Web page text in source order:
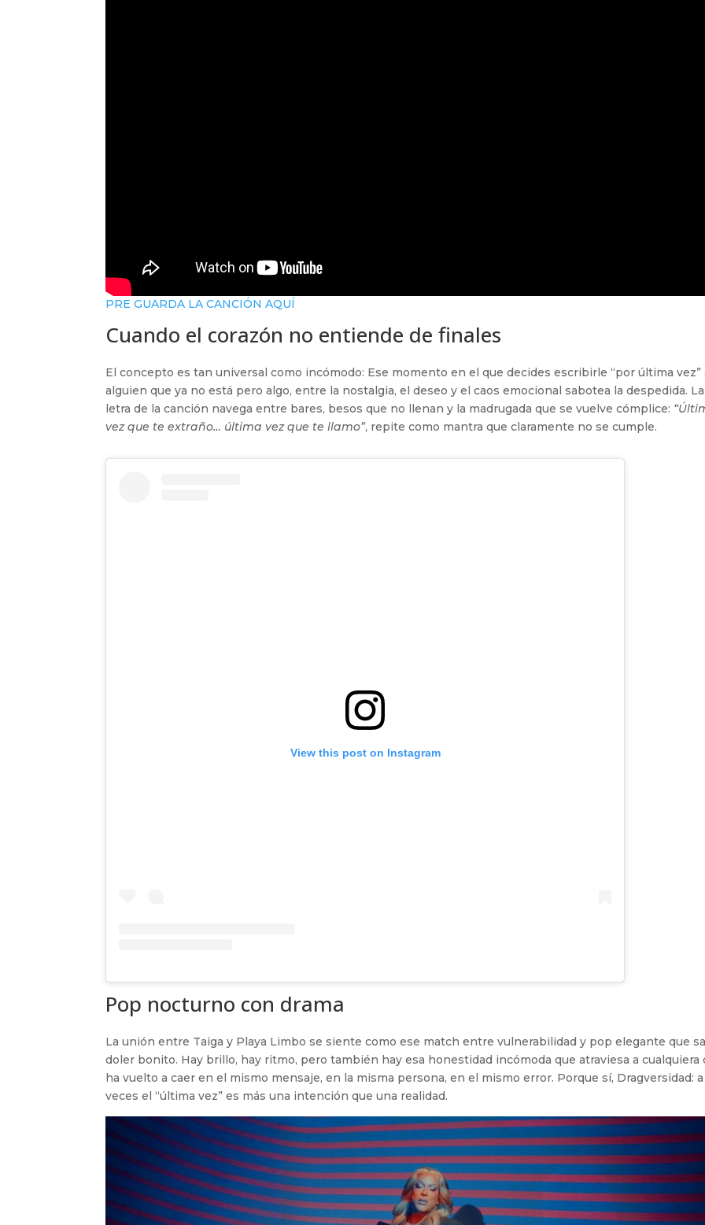
PRE GUARDA LA CANCIÓN AQUÍ
Cuando el corazón no entiende de finales
El concepto es tan universal como incómodo: Ese momento en el que decides escribirle “por última vez”
alguien que ya no está pero algo, entre la nostalgia, el deseo y el caos emocional sabotea la despedida. La
letra de la canción navega entre bares, besos que no llenan y la madrugada que se vuelve cómplice:
vez que te extraño… última vez que te llamo”, repite como mantra que claramente no se cumple.
View this post on Instagram
Pop nocturno con drama
La unión entre Taiga y Playa Limbo se siente como ese match entre vulnerabilidad y pop elegante que
doler bonito. Hay brillo, hay ritmo, pero también hay esa honestidad incómoda que atraviesa a cualquiera
ha vuelto a caer en el mismo mensaje, en la misma persona, en el mismo error. Porque sí, Dragversidad: a
veces el “última vez” es más una intención que una realidad.